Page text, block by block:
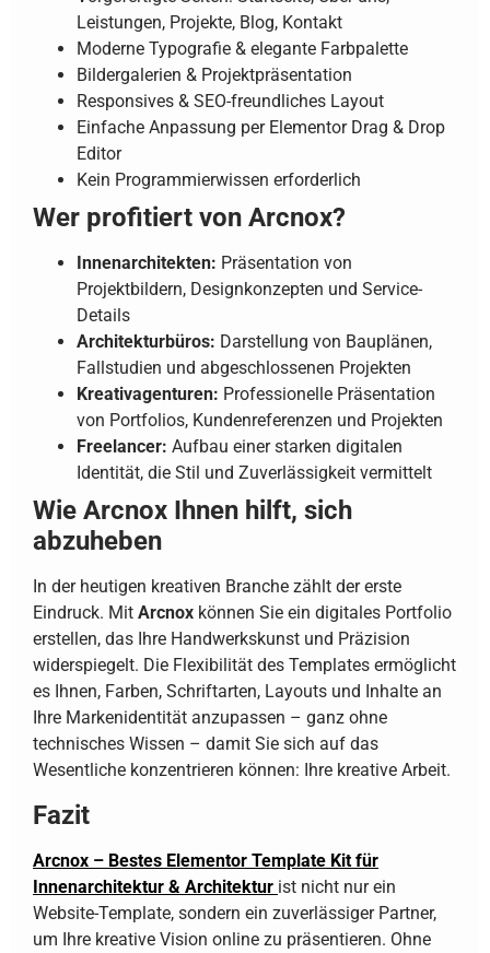
Leistungen, Projekte, Blog, Kontakt
Moderne Typografie & elegante Farbpalette
Bildergalerien & Projektpräsentation
Responsives & SEO-freundliches Layout
Einfache Anpassung per Elementor Drag & Drop
Editor
Kein Programmierwissen erforderlich
Wer profitiert von Arcnox?
Innenarchitekten: Präsentation von
Projektbildern, Designkonzepten und Service-
Details
Architekturbüros: Darstellung von Bauplänen,
Fallstudien und abgeschlossenen Projekten
Kreativagenturen: Professionelle Präsentation
von Portfolios, Kundenreferenzen und Projekten
Freelancer: Aufbau einer starken digitalen
Identität, die Stil und Zuverlässigkeit vermittelt
Wie Arcnox Ihnen hilft, sich
abzuheben
In der heutigen kreativen Branche zählt der erste
Eindruck. Mit Arcnox können Sie ein digitales Portfolio
erstellen, das Ihre Handwerkskunst und Präzision
widerspiegelt. Die Flexibilität des Templates ermöglicht
es Ihnen, Farben, Schriftarten, Layouts und Inhalte an
Ihre Markenidentität anzupassen – ganz ohne
technisches Wissen – damit Sie sich auf das
Wesentliche konzentrieren können: Ihre kreative Arbeit.
Fazit
Arcnox – Bestes Elementor Template Kit für
Innenarchitektur & Architektur ist nicht nur ein
Website-Template, sondern ein zuverlässiger Partner,
um Ihre kreative Vision online zu präsentieren. Ohne